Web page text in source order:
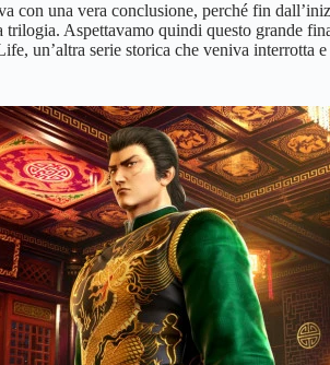
con una vera conclusione, perché fin
trilogia. Aspettavamo quindi questo grande
un’altra serie storica che veniva interrotta